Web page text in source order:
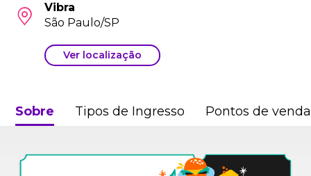
Vibra
São Paulo/SP
Ver localização
Sobre Tipos de Ingresso Pontos de venda